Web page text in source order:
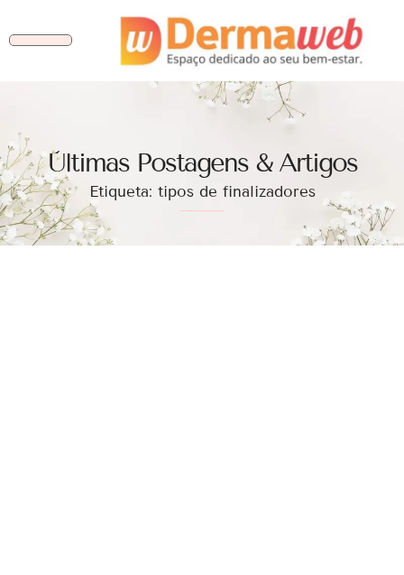
Ùltimas Postagens & Artigos
Etiqueta: tipos de finalizadores